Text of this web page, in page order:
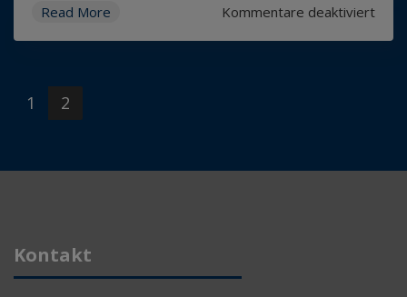
Read More Kommentare deaktiviertfür
1 2
Kontakt